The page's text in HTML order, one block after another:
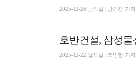
2025-12-26 금요일 | 방의진 기자
호반건설, 삼성
2025-12-22 월요일 | 조범형 기자